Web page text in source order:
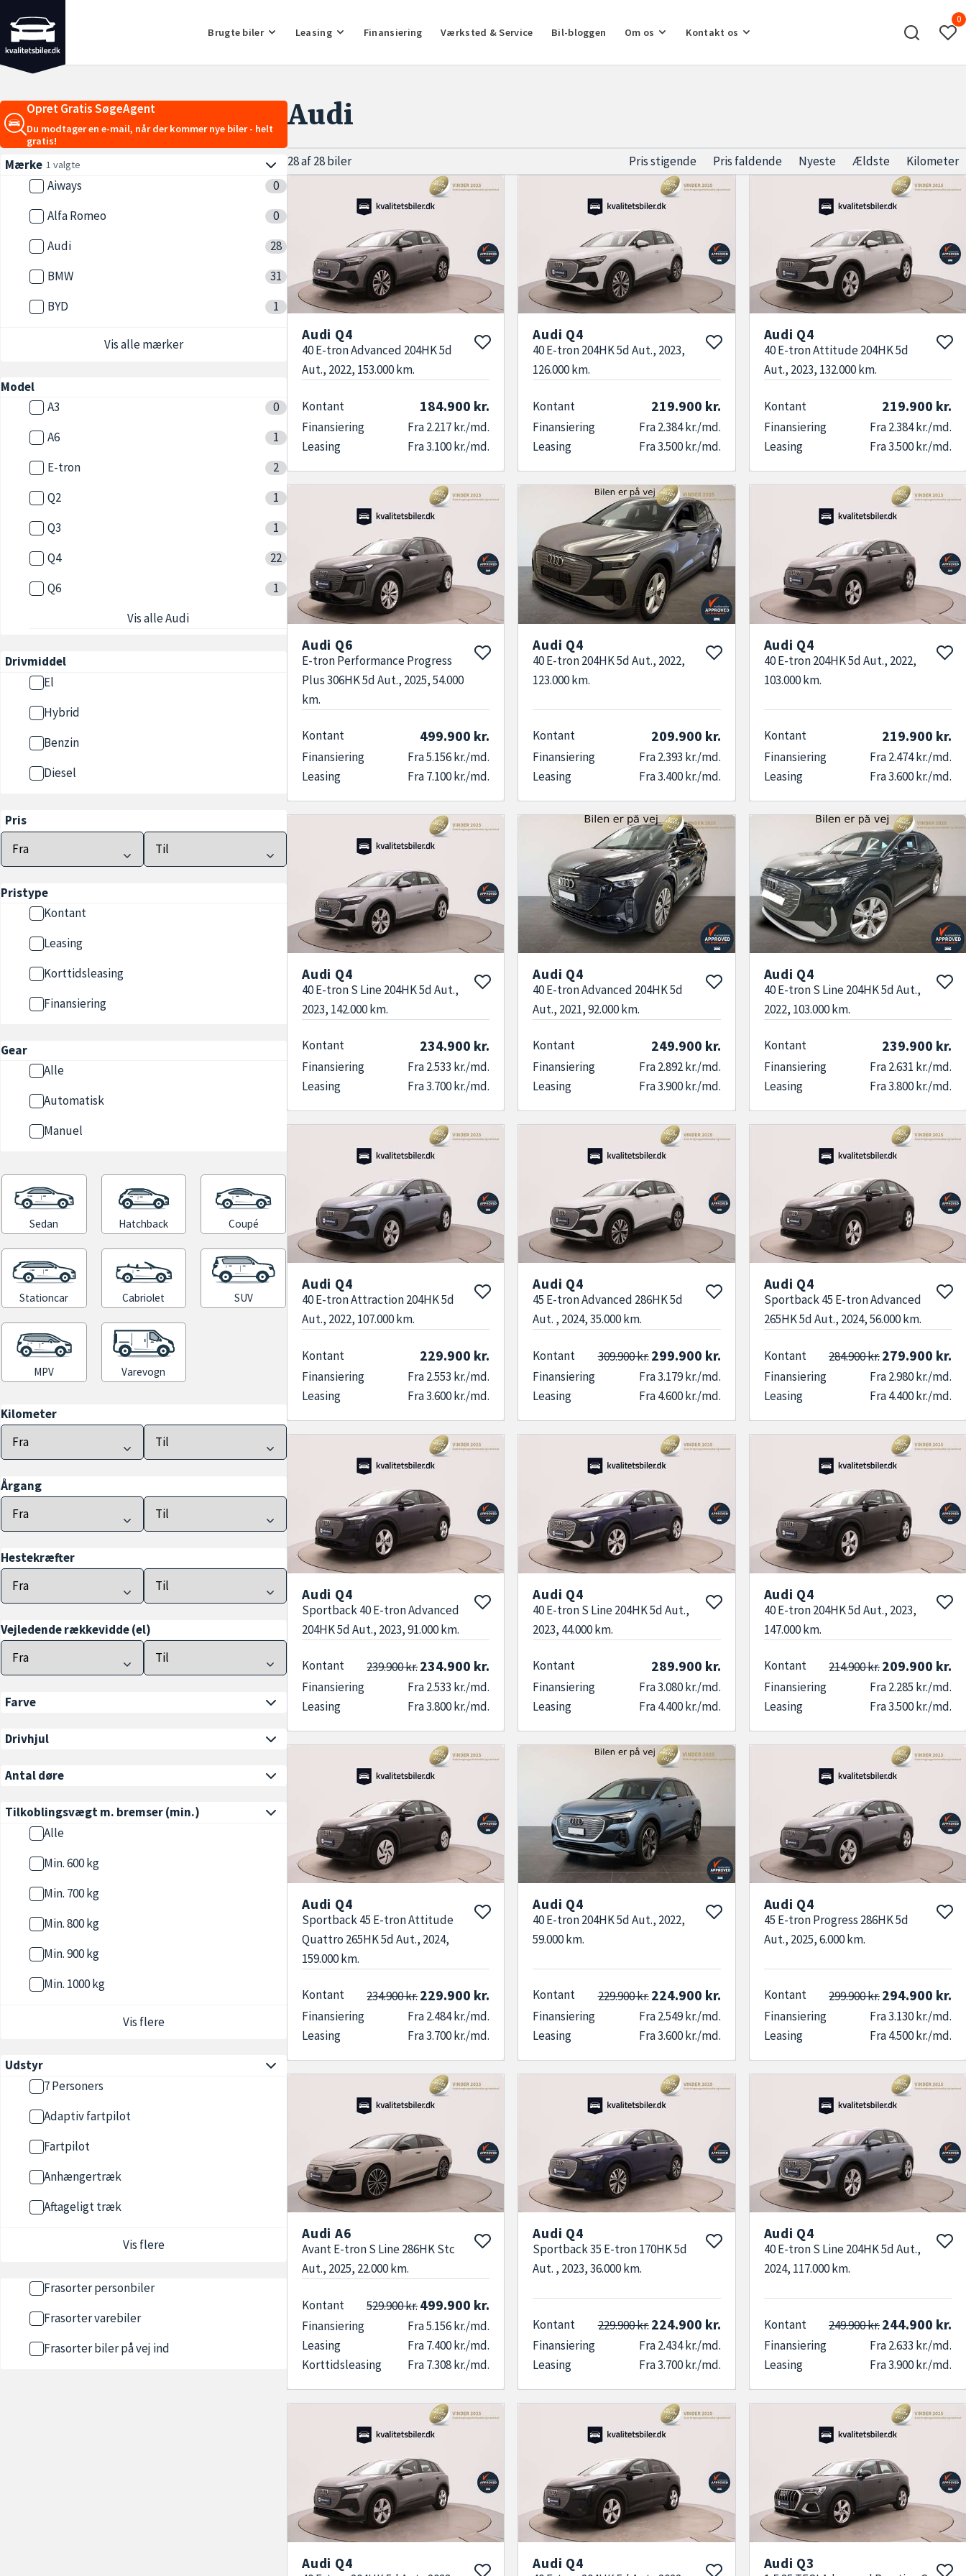
Brugte biler Leasing Finansiering Værksted & Service Bil-bloggen Om os Kontakt os
0
Opret Gratis SøgeAgent
Du modtager en e-mail, når der kommer nye biler - helt
gratis!
Mærke 1 valgte
Aiways
0
Alfa Romeo
0
Audi
28
BMW
31
BYD
1
Vis alle mærker
Model
A3
0
A6
1
E-tron
2
Q2
1
Q3
1
Q4
22
Q6
1
Vis alle Audi
Drivmiddel
El
Hybrid
Benzin
Diesel
Pris
Pristype
Kontant
Leasing
Korttidsleasing
Finansiering
Gear
Alle
Automatisk
Manuel
Sedan Hatchback Coupé
Stationcar Cabriolet SUV
MPV Varevogn
Kilometer
Årgang
Hestekræfter
Vejledende rækkevidde (el)
Farve
Drivhjul
Antal døre
Tilkoblingsvægt m. bremser(min.)
Alle
Min. 600 kg
Min. 700 kg
Min. 800 kg
Min. 900 kg
Min. 1000 kg
Vis flere
Udstyr
7 Personers
Adaptiv fartpilot
Fartpilot
Anhængertræk
Aftageligt træk
Vis flere
Frasorter personbiler
Frasorter varebiler
Frasorter biler på vej ind
Audi
28 af 28 biler Pris stigende Pris faldende Nyeste Ældste Kilometer
Audi Q4
40 E-tron Advanced 204HK 5d
Aut., 2022, 153.000 km.
Kontant 184.900 kr.
Finansiering
Fra 2.217 kr./md.
Leasing
Fra 3.100 kr./md.
Audi Q4
40 E-tron 204HK 5d Aut., 2023,
126.000 km.
Kontant 219.900 kr.
Finansiering
Fra 2.384 kr./md.
Leasing
Fra 3.500 kr./md.
Audi Q4
40 E-tron Attitude 204HK 5d
Aut., 2023, 132.000 km.
Kontant 219.900 kr.
Finansiering
Fra 2.384 kr./md.
Leasing
Fra 3.500 kr./md.
Audi Q6
E-tron Performance Progress
Plus 306HK 5d Aut., 2025, 54.000
km.
Kontant 499.900 kr.
Finansiering
Fra 5.156 kr./md.
Leasing
Fra 7.100 kr./md.
Audi Q4
40 E-tron 204HK 5d Aut., 2022,
123.000 km.
Kontant 209.900 kr.
Finansiering
Fra 2.393 kr./md.
Leasing
Fra 3.400 kr./md.
Audi Q4
40 E-tron 204HK 5d Aut., 2022,
103.000 km.
Kontant 219.900 kr.
Finansiering
Fra 2.474 kr./md.
Leasing
Fra 3.600 kr./md.
Audi Q4
40 E-tron S Line 204HK 5d Aut.,
2023, 142.000 km.
Kontant 234.900 kr.
Finansiering
Fra 2.533 kr./md.
Leasing
Fra 3.700 kr./md.
Audi Q4
40 E-tron Advanced 204HK 5d
Aut., 2021, 92.000 km.
Kontant 249.900 kr.
Finansiering
Fra 2.892 kr./md.
Leasing
Fra 3.900 kr./md.
Audi Q4
40 E-tron S Line 204HK 5d Aut.,
2022, 103.000 km.
Kontant 239.900 kr.
Finansiering
Fra 2.631 kr./md.
Leasing
Fra 3.800 kr./md.
Audi Q4
40 E-tron Attraction 204HK 5d
Aut., 2022, 107.000 km.
Kontant 229.900 kr.
Finansiering
Fra 2.553 kr./md.
Leasing
Fra 3.600 kr./md.
Audi Q4
45 E-tron Advanced 286HK 5d
Aut. , 2024, 35.000 km.
Kontant 309.900 kr.299.900 kr.
Finansiering
Fra 3.179 kr./md.
Leasing
Fra 4.600 kr./md.
Audi Q4
Sportback 45 E-tron Advanced
265HK 5d Aut., 2024, 56.000 km.
Kontant 284.900 kr.279.900 kr.
Finansiering
Fra 2.980 kr./md.
Leasing
Fra 4.400 kr./md.
Audi Q4
Sportback 40 E-tron Advanced
204HK 5d Aut., 2023, 91.000 km.
Kontant 239.900 kr.234.900 kr.
Finansiering
Fra 2.533 kr./md.
Leasing
Fra 3.800 kr./md.
Audi Q4
40 E-tron S Line 204HK 5d Aut.,
2023, 44.000 km.
Kontant 289.900 kr.
Finansiering
Fra 3.080 kr./md.
Leasing
Fra 4.400 kr./md.
Audi Q4
40 E-tron 204HK 5d Aut., 2023,
147.000 km.
Kontant 214.900 kr.209.900 kr.
Finansiering
Fra 2.285 kr./md.
Leasing
Fra 3.500 kr./md.
Audi Q4
Sportback 45 E-tron Attitude
Quattro 265HK 5d Aut., 2024,
159.000 km.
Kontant 234.900 kr.229.900 kr.
Finansiering
Fra 2.484 kr./md.
Leasing
Fra 3.700 kr./md.
Audi Q4
40 E-tron 204HK 5d Aut., 2022,
59.000 km.
Kontant 229.900 kr.224.900 kr.
Finansiering
Fra 2.549 kr./md.
Leasing
Fra 3.600 kr./md.
Audi Q4
45 E-tron Progress 286HK 5d
Aut., 2025, 6.000 km.
Kontant 299.900 kr.294.900 kr.
Finansiering
Fra 3.130 kr./md.
Leasing
Fra 4.500 kr./md.
Audi A6
Avant E-tron S Line 286HK Stc
Aut., 2025, 22.000 km.
Kontant 529.900 kr.499.900 kr.
Finansiering
Fra 5.156 kr./md.
Leasing
Fra 7.400 kr./md.
Korttidsleasing
Fra 7.308 kr./md.
Audi Q4
Sportback 35 E-tron 170HK 5d
Aut. , 2023, 36.000 km.
Kontant 229.900 kr.224.900 kr.
Finansiering
Fra 2.434 kr./md.
Leasing
Fra 3.700 kr./md.
Audi Q4
40 E-tron S Line 204HK 5d Aut.,
2024, 117.000 km.
Kontant 249.900 kr.244.900 kr.
Finansiering
Fra 2.633 kr./md.
Leasing
Fra 3.900 kr./md.
Audi Q4 Audi Q4 Audi Q3